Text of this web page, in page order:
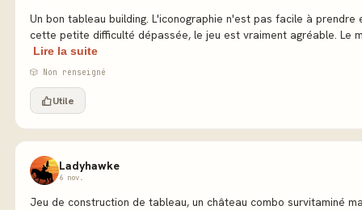
Un bon tableau building. L'iconographie n'est pas facile à prendre
cette petite difficulté dépassée, le jeu est vraiment agréable. Le
Lire la suite
🎲 Non renseigné
Utile
Ladyhawke
6 nov.
Jeu de construction de tableau, un château combo survitaminé